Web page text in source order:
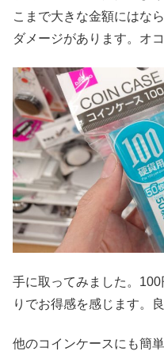
こまで大きな金額にはな
ダメージがあります。オコ
手に取ってみました。
りでお得感を感じます。
他のコインケースにも簡